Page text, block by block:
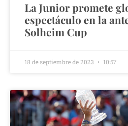
La Junior promete
espectáculo en la
Solheim Cup
18 de septiembre de 2023 10:57